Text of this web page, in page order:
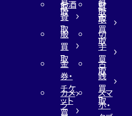
取
買
取
取
取
お酒
買
取
財
布
買
取
服
買
取
切
手
買
取
金
券・
チケ
ット
買
古
銭
買
取
カメ
ラ
スマ
ホ・